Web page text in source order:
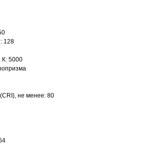
128
К: 5000
не менее: 80